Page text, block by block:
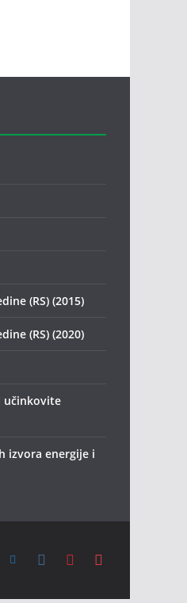
(RS) (2015)
(RS) (2020)
učinkovite
izvora energije i